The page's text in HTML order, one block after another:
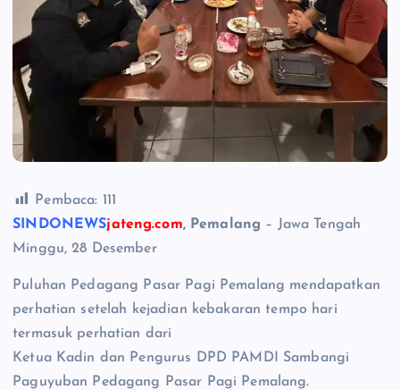
Pembaca: 111
SINDONEWSjateng.com, Pemalang – Jawa Tengah
Minggu, 28 Desember
Puluhan Pedagang Pasar Pagi Pemalang mendapatkan
perhatian setelah kejadian kebakaran tempo hari
termasuk perhatian dari
Ketua Kadin dan Pengurus DPD PAMDI Sambangi
Paguyuban Pedagang Pasar Pagi Pemalang.